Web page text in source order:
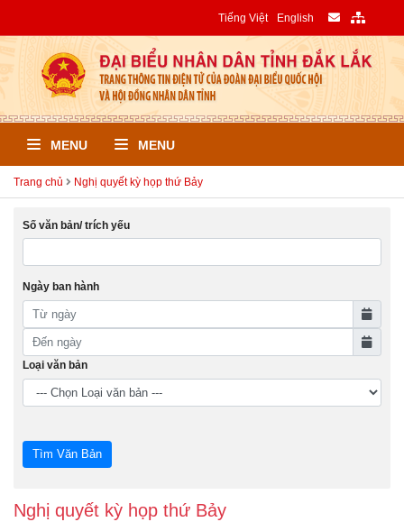
Tiếng Việt English
MENU MENU
Trang chủ Nghị quyết kỳ họp thứ Bảy
Số văn bản/ trích yếu
Ngày ban hành
Loại văn bản
Nghị quyết kỳ họp thứ Bảy